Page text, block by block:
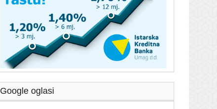
Google oglasi